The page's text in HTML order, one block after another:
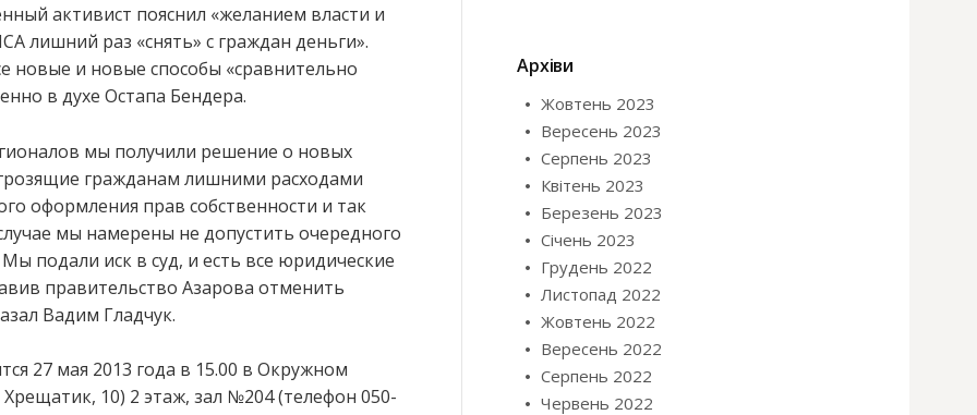
активист пояснил «желанием власти и
лишний раз «снять» с граждан деньги».
новые и новые способы «сравнительно
в духе Остапа Бендера.
мы получили решение о новых
гражданам лишними расходами
оформления прав собственности и так
мы намерены не допустить очередного
подали иск в суд, и есть все юридические
правительство Азарова отменить
Вадим Гладчук.
27 мая 2013 года в 15.00 в Окружном
10) 2 этаж, зал №204 (телефон 050-
Архіви
Жовтень 2023
Вересень 2023
Серпень 2023
Квітень 2023
Березень 2023
Січень 2023
Грудень 2022
Листопад 2022
Жовтень 2022
Вересень 2022
Серпень 2022
Червень 2022